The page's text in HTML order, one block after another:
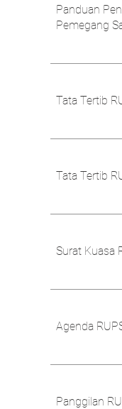
Panduan
Pemegang
Tata Tertib
Tata Tertib
Surat Kuasa
Agenda
Panggilan